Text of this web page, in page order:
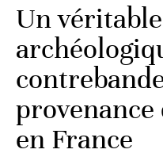
Un
en France